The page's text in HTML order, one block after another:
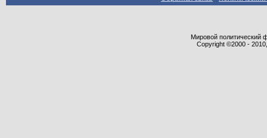
Мировой политический
Copyright ©2000 -